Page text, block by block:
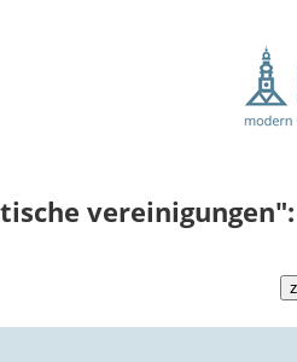
vereinigungen":